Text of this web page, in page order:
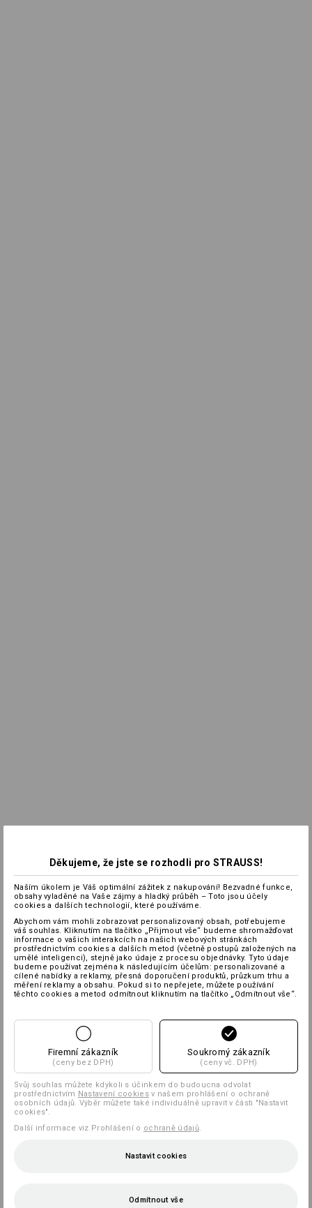
Děkujeme, že jste se rozhodli pro STRAUSS!
Naším úkolem je Váš optimální zážitek z nakupování! Bezvadné funkce,
obsahy vyladěné na Vaše zájmy a hladký průběh – Toto jsou účely
cookies a dalších technologií, které používáme.
Abychom vám mohli zobrazovat personalizovaný obsah, potřebujeme
váš souhlas. Kliknutím na tlačítko „Přijmout vše“ budeme shromažďovat
informace o vašich interakcích na našich webových stránkách
prostřednictvím cookies a dalších metod (včetně postupů založených na
umělé inteligenci), stejně jako údaje z procesu objednávky. Tyto údaje
budeme používat zejména k následujícím účelům: personalizované a
cílené nabídky a reklamy, přesná doporučení produktů, průzkum trhu a
měření reklamy a obsahu. Pokud si to nepřejete, můžete používání
těchto cookies a metod odmítnout kliknutím na tlačítko „Odmítnout vše“.
Firemní zákazník
(ceny bez DPH)
Soukromý zákazník
(ceny vč. DPH)
Svůj souhlas můžete kdykoli s účinkem do budoucna odvolat
prostřednictvím Nastavení cookiesv našem prohlášení o ochraně
osobních údajů. Výběr můžete také individuálně upravit v části "Nastavit
cookies".
Další informace viz Prohlášení o ochraně údajů.
Nastavit cookies
Odmítnout vše